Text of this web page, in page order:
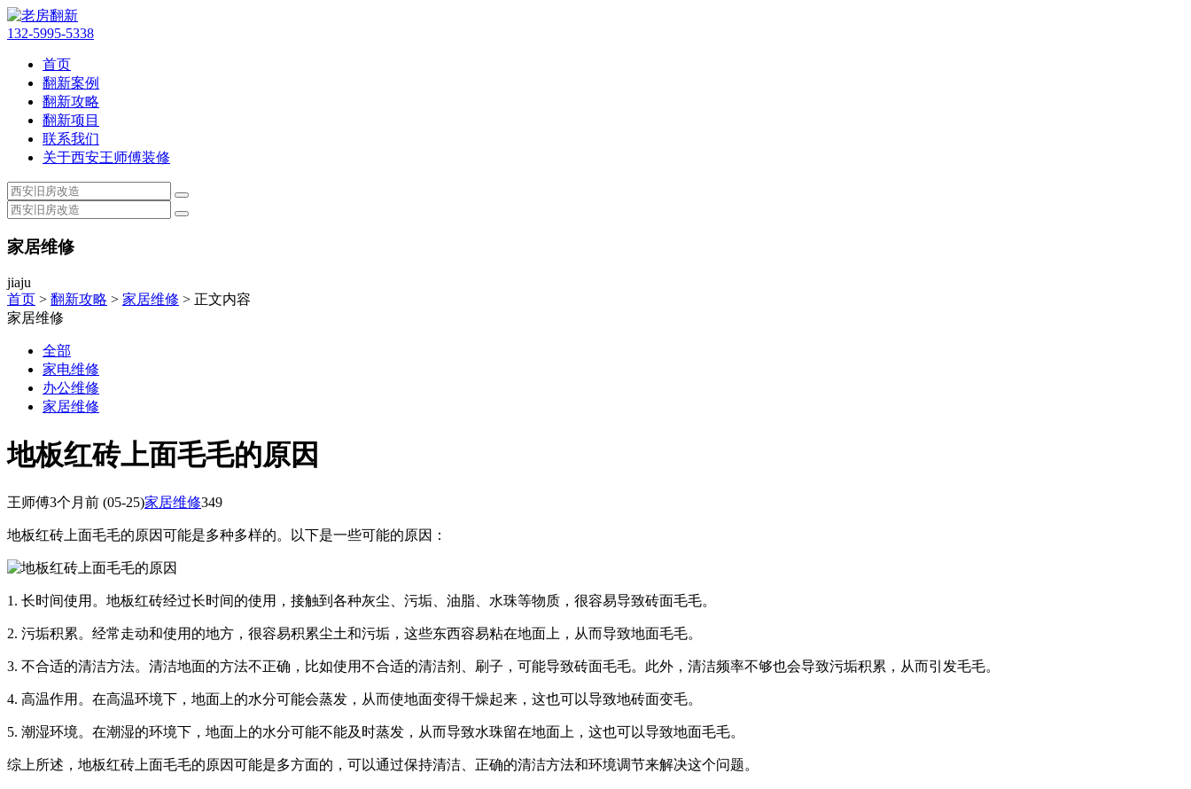
132-5995-5338
首页
翻新案例
翻新攻略
翻新项目
联系我们
关于西安王师傅装修
家居维修
jiaju
首页 > 翻新攻略 > 家居维修 > 正文内容
家居维修
全部
家电维修
办公维修
家居维修
地板红砖上面毛毛的原因
王师傅3个月前 (05-25)家居维修349
地板红砖上面毛毛的原因可能是多种多样的。以下是一些可能的原因：
1. 长时间使用。地板红砖经过长时间的使用，接触到各种灰尘、污垢、油脂、水珠等物质，很容易导致砖面毛毛。
2. 污垢积累。经常走动和使用的地方，很容易积累尘土和污垢，这些东西容易粘在地面上，从而导致地面毛毛。
3. 不合适的清洁方法。清洁地面的方法不正确，比如使用不合适的清洁剂、刷子，可能导致砖面毛毛。此外，清洁频率不够也会导致污垢积累，从而引发毛毛。
4. 高温作用。在高温环境下，地面上的水分可能会蒸发，从而使地面变得干燥起来，这也可以导致地砖面变毛。
5. 潮湿环境。在潮湿的环境下，地面上的水分可能不能及时蒸发，从而导致水珠留在地面上，这也可以导致地面毛毛。
综上所述，地板红砖上面毛毛的原因可能是多方面的，可以通过保持清洁、正确的清洁方法和环境调节来解决这个问题。